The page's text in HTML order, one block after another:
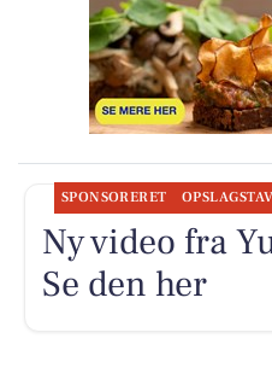
SPONSORERET
Ny video fra
Se den her